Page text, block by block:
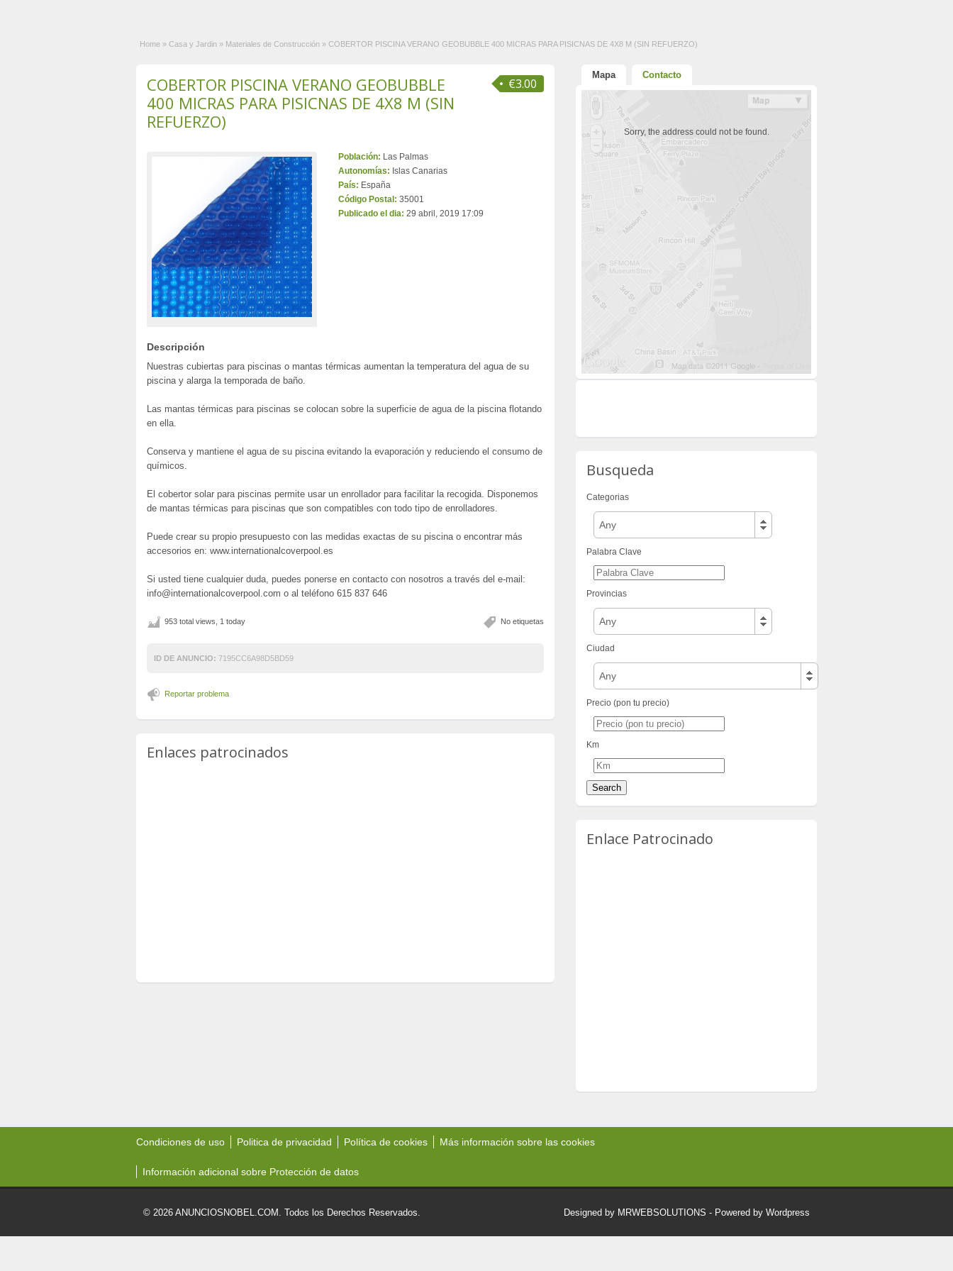
Home » Casa y Jardin » Materiales de Construcción » COBERTOR PISCINA VERANO GEOBUBBLE 400 MICRAS PARA PISICNAS DE 4X8 M (SIN REFUERZO)
€3.00
COBERTOR PISCINA VERANO GEOBUBBLE
400 MICRAS PARA PISICNAS DE 4X8 M (SIN
REFUERZO)
Población: Las Palmas
Autonomías: Islas Canarias
País: España
Código Postal: 35001
Publicado el dia: 29 abril, 2019 17:09
Descripción
Nuestras cubiertas para piscinas o mantas térmicas aumentan la temperatura del agua de su
piscina y alarga la temporada de baño.
Las mantas térmicas para piscinas se colocan sobre la superficie de agua de la piscina flotando
en ella.
Conserva y mantiene el agua de su piscina evitando la evaporación y reduciendo el consumo de
químicos.
El cobertor solar para piscinas permite usar un enrollador para facilitar la recogida. Disponemos
de mantas térmicas para piscinas que son compatibles con todo tipo de enrolladores.
Puede crear su propio presupuesto con las medidas exactas de su piscina o encontrar más
accesorios en: www.internationalcoverpool.es
Si usted tiene cualquier duda, puedes ponerse en contacto con nosotros a través del e-mail:
info@internationalcoverpool.com o al teléfono 615 837 646
No etiquetas
953 total views, 1 today
ID DE ANUNCIO: 7195CC6A98D5BD59
Reportar problema
Enlaces patrocinados
Mapa Contacto
Sorry, the address could not be found.
Busqueda
Categorias
Any
Palabra Clave
Provincias
Any
Ciudad
Any
Precio (pon tu precio)
Km
Enlace Patrocinado
Condiciones de uso Politica de privacidad Política de cookies Más información sobre las cookies
Información adicional sobre Protección de datos
© 2026 ANUNCIOSNOBEL.COM. Todos los Derechos Reservados. Designed by MRWEBSOLUTIONS - Powered by Wordpress